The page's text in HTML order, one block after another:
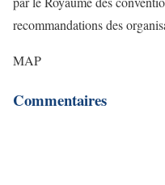
recommandations des
MAP
Commentaires